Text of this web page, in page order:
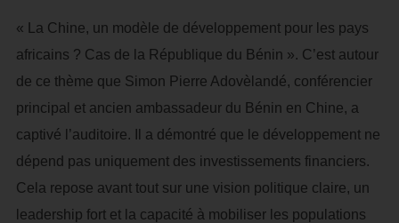
« La Chine, un modèle de développement pour les pays
africains ? Cas de la République du Bénin ». C’est autour
de ce thème que Simon Pierre Adovèlandé, conférencier
principal et ancien ambassadeur du Bénin en Chine, a
captivé l’auditoire. Il a démontré que le développement ne
dépend pas uniquement des investissements financiers.
Cela repose avant tout sur une vision politique claire, un
leadership fort et la capacité à mobiliser les populations